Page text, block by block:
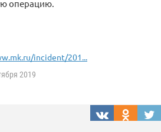
операцию.
incident/201...
2019